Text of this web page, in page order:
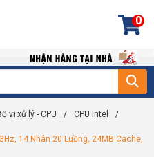
0
vi xử lý - CPU / CPU Intel
/
14 Nhân 20 Luồng, 24MB Cache,